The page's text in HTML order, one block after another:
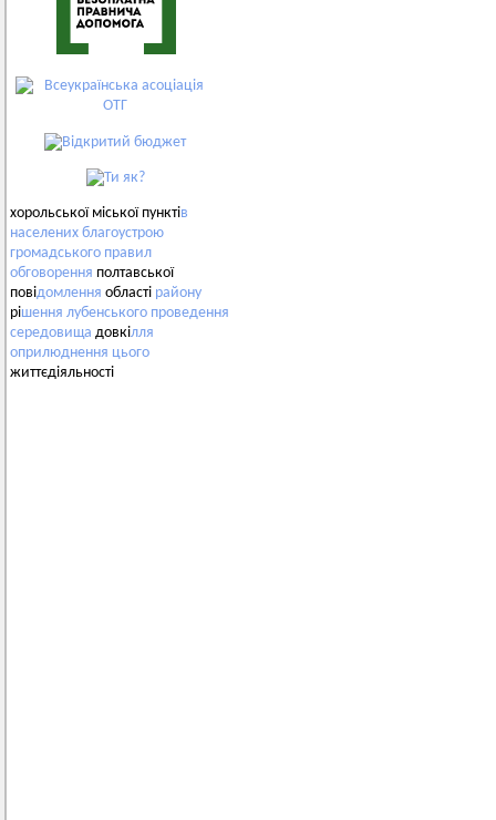
хорольської міської пунктів
населених благоустрою
громадського правил
обговорення полтавської
повідомлення області району
рішення лубенського проведення
середовища довкілля
оприлюднення цього
життєдіяльності